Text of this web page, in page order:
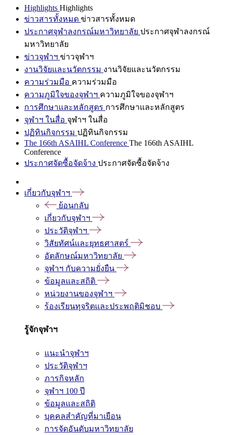
Highlights Highlights
ข่าวสารทั้งหมด ข่าวสารทั้งหมด
ประกาศจุฬาลงกรณ์มหาวิทยาลัย ประกาศจุฬาลงกรณ์
มหาวิทยาลัย
ข่าวจุฬาฯ ข่าวจุฬาฯ
งานวิจัยและนวัตกรรม งานวิจัยและนวัตกรรม
ความร่วมมือ ความร่วมมือ
ความภูมิใจของจุฬาฯ ความภูมิใจของจุฬาฯ
การศึกษาและหลักสูตร การศึกษาและหลักสูตร
จุฬาฯ ในสื่อ จุฬาฯ ในสื่อ
ปฏิทินกิจกรรม ปฏิทินกิจกรรม
The 166th ASAIHL Conference The 166th ASAIHL
Conference
ประกาศจัดซื้อจัดจ้าง ประกาศจัดซื้อจัดจ้าง
เกี่ยวกับจุฬาฯ
ย้อนกลับ
เกี่ยวกับจุฬาฯ
ประวัติจุฬาฯ
วิสัยทัศน์และยุทธศาสตร์
อัตลักษณ์มหาวิทยาลัย
จุฬาฯ กับความยั่งยืน
ข้อมูลและสถิติ
หน่วยงานของจุฬาฯ
ร้องเรียนทุจริตและประพฤติมิชอบ
รู้จักจุฬาฯ
แนะนำจุฬาฯ
ประวัติจุฬาฯ
ภารกิจหลัก
จุฬาฯ 100 ปี
ข้อมูลและสถิติ
บุคคลสำคัญที่มาเยือน
การจัดอันดับมหาวิทยาลัย